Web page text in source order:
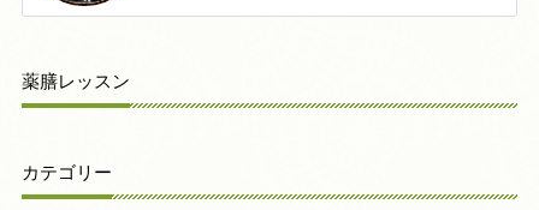
薬膳レッスン
カテゴリー